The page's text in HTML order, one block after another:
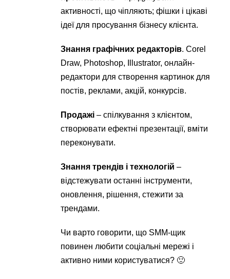
активності, що чіпляють; фішки і цікаві
ідеї для просування бізнесу клієнта.
Знання графічних редакторів. Corel
Draw, Photoshop, Illustrator, онлайн-
редактори для створення картинок для
постів, реклами, акцій, конкурсів.
Продажі – спілкування з клієнтом,
створювати ефектні презентації, вміти
переконувати.
Знання трендів і технологій –
відстежувати останні інструменти,
оновлення, рішення, стежити за
трендами.
Чи варто говорити, що SMM-щик
повинен любити соціальні мережі і
активно ними користуватися? 🙂